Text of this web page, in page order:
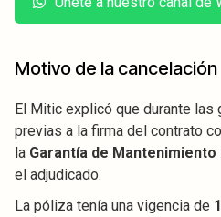
Motivo de la cancelación
El Mitic explicó que durante
previas a la firma del contrato
la Garantía de
el adjudicado.
La póliza tenía una vigencia de